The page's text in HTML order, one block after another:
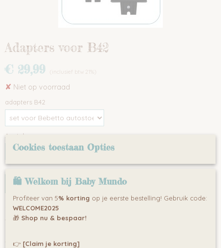
Adapters voor B42
€ 29,99 (inclusief btw 21%)
✘ Niet op voorraad
adapters B42
Aantal
IN WINKELWAGEN
Omschrijving
Adapters om uw groep 0+ autostoel op de B42 kinderwagen te
Verkrijgbaar voor de autostoelen van het merk Bebetto en Maxi
Cookies toestaan Opties
🛍 Welkom bij Baby Mundo
Profiteer van 5% korting op je eerste bestelling! Gebruik code:
WELCOME2025
🎁 Shop nu & bespaar!
👉 [Claim je korting]